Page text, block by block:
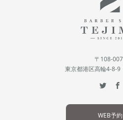
〒108-
東京都港区高輪4-8-9
WEB予約